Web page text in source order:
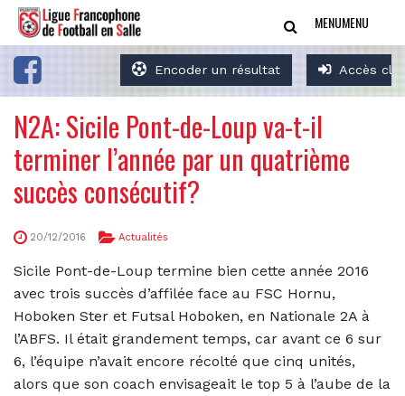
Encoder un résultat Accès
MENUMENU
N2A: Sicile Pont-de-Loup va-t-il
terminer l’année par un quatrième
succès consécutif?
20/12/2016 Actualités
Sicile Pont-de-Loup termine bien cette année 2016
avec trois succès d’affilée face au FSC Hornu,
Hoboken Ster et Futsal Hoboken, en Nationale 2A à
l’ABFS. Il était grandement temps, car avant ce 6 sur
6, l’équipe n’avait encore récolté que cinq unités,
alors que son coach envisageait le top 5 à l’aube de la